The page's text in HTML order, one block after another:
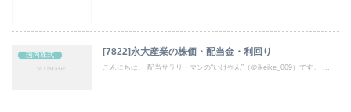
国内株式 [7822]永大産業の株価・配当金・利回り
こんにちは。 配当サラリーマンの“いけやん”（＠ikeike_009）です。 ...